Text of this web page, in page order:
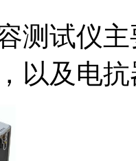
测试仪
以及电抗